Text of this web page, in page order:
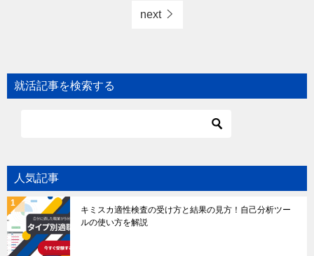
next
就活記事を検索する
人気記事
キミスカ適性検査の受け方と結果の見方！自己分析ツー
ルの使い方を解説